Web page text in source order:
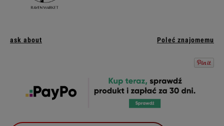
ask about Poleć znajomemu